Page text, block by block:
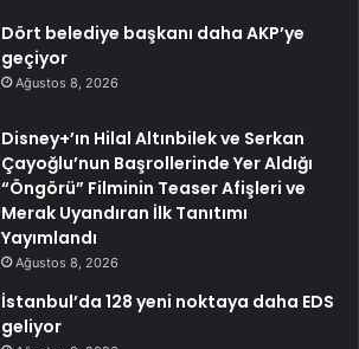
Dört belediye başkanı daha AKP’ye
geçiyor
Ağustos 8, 2026
Disney+’ın Hilal Altınbilek ve Serkan
Çayoğlu’nun Başrollerinde Yer Aldığı
“Öngörü” Filminin Teaser Afişleri ve
Merak Uyandıran İlk Tanıtımı
Yayımlandı
Ağustos 8, 2026
İstanbul’da 128 yeni noktaya daha EDS
geliyor